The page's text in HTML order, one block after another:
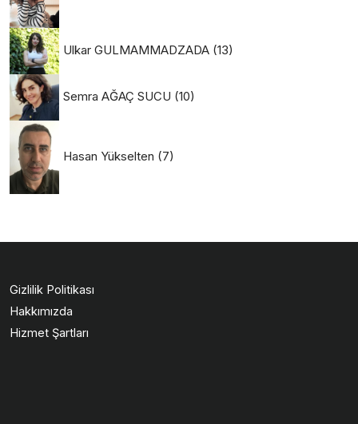
Ulkar GULMAMMADZADA (13)
Semra AĞAÇ SUCU (10)
Hasan Yükselten (7)
Gizlilik Politikası
Hakkımızda
Hizmet Şartları